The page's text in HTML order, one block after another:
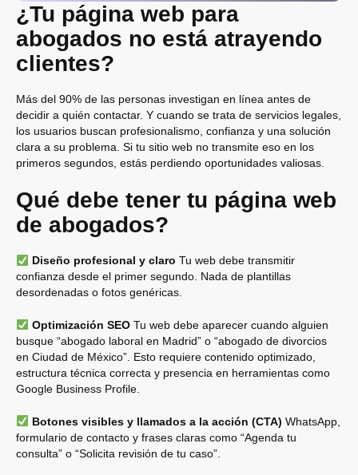
¿Tu página web para
abogados no está atrayendo
clientes?
Más del 90% de las personas investigan en línea antes de
decidir a quién contactar. Y cuando se trata de servicios legales,
los usuarios buscan profesionalismo, confianza y una solución
clara a su problema. Si tu sitio web no transmite eso en los
primeros segundos, estás perdiendo oportunidades valiosas.
Qué debe tener tu página web
de abogados?
Diseño profesional y claro Tu web debe transmitir
confianza desde el primer segundo. Nada de plantillas
desordenadas o fotos genéricas.
Optimización SEOTu web debe aparecer cuando alguien
busque “abogado laboral en Madrid” o “abogado de divorcios
en Ciudad de México”. Esto requiere contenido optimizado,
estructura técnica correcta y presencia en herramientas como
Google Business Profile.
Botones visibles y llamados a la acción (CTA) WhatsApp,
formulario de contacto y frases claras como “Agenda tu
consulta” o “Solicita revisión de tu caso”.